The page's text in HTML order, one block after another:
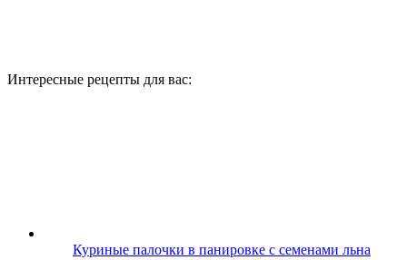
Интересные рецепты для вас:
Куриные палочки в панировке с семенами льна